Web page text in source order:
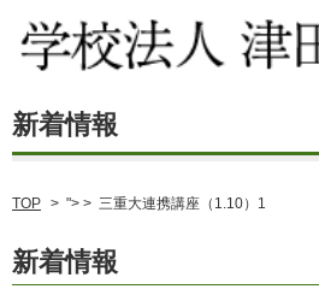
TOP > "> > 三重大連携講座（1.10）1
新着情報